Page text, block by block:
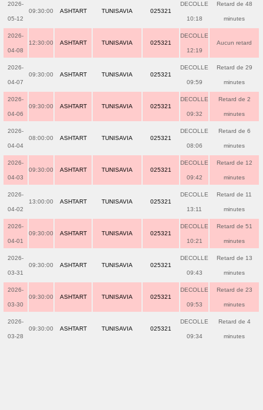
2026-
05-12
09:30:00 ASHTART TUNISAVIA 025321
DECOLLE
10:18
Retard de 48
minutes
2026-
04-08
12:30:00 ASHTART TUNISAVIA 025321
DECOLLE
12:19
Aucun retard
2026-
04-07
09:30:00 ASHTART TUNISAVIA 025321
DECOLLE
09:59
Retard de 29
minutes
2026-
04-06
09:30:00 ASHTART TUNISAVIA 025321
DECOLLE
09:32
Retard de 2
minutes
2026-
04-04
08:00:00 ASHTART TUNISAVIA 025321
DECOLLE
08:06
Retard de 6
minutes
2026-
04-03
09:30:00 ASHTART TUNISAVIA 025321
DECOLLE
09:42
Retard de 12
minutes
2026-
04-02
13:00:00 ASHTART TUNISAVIA 025321
DECOLLE
13:11
Retard de 11
minutes
2026-
04-01
09:30:00 ASHTART TUNISAVIA 025321
DECOLLE
10:21
Retard de 51
minutes
2026-
03-31
09:30:00 ASHTART TUNISAVIA 025321
DECOLLE
09:43
Retard de 13
minutes
2026-
03-30
09:30:00 ASHTART TUNISAVIA 025321
DECOLLE
09:53
Retard de 23
minutes
2026-
03-28
09:30:00 ASHTART TUNISAVIA 025321
DECOLLE
09:34
Retard de 4
minutes